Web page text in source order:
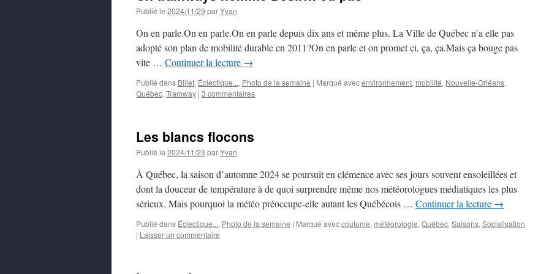
Publié le 2024/11/29 parYvan
On en parle.On en parle.On en parle depuis dix ans et même plus. La Ville de Québec n’a elle pas
adopté son plan de mobilité durable en 2011?On en parle et on promet ci, ça, ça.Mais ça bouge pas
vite … Continuer la lecture →
Publié dans Billet, Éclectique..., Photo de la semaine | Marqué avecenvironnement, mobilité, Nouvelle-Orléans,
Québec, Tramway | 3 commentaires
Les blancs flocons
Publié le 2024/11/23 parYvan
À Québec, la saison d’automne 2024 se poursuit en clémence avec ses jours souvent ensoleillées et
dont la douceur de température à de quoi surprendre même nos météorologues médiatiques les plus
sérieux. Mais pourquoi la météo préoccupe-elle autant les Québécois … Continuer la lecture →
Publié dans Éclectique..., Photo de la semaine | Marqué aveccoutume, météorologie, Québec, Saisons, Socialisation
| Laisser un commentaire